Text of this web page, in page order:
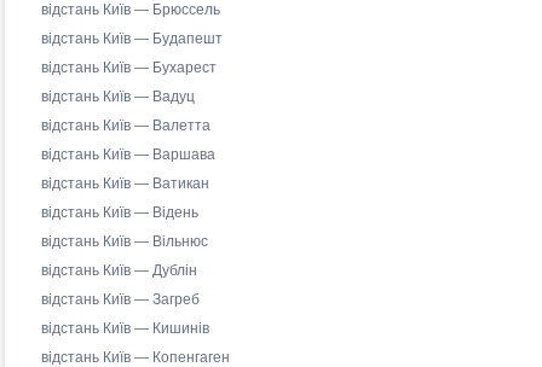
відстань Київ — Брюссель
відстань Київ — Будапешт
відстань Київ — Бухарест
відстань Київ — Вадуц
відстань Київ — Валетта
відстань Київ — Варшава
відстань Київ — Ватикан
відстань Київ — Відень
відстань Київ — Вільнюс
відстань Київ — Дублін
відстань Київ — Загреб
відстань Київ — Кишинів
відстань Київ — Копенгаген